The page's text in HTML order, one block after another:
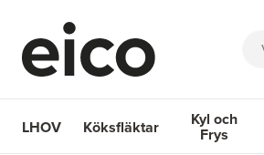
Sök
LHOV Köksfläktar Kyl och
Frys